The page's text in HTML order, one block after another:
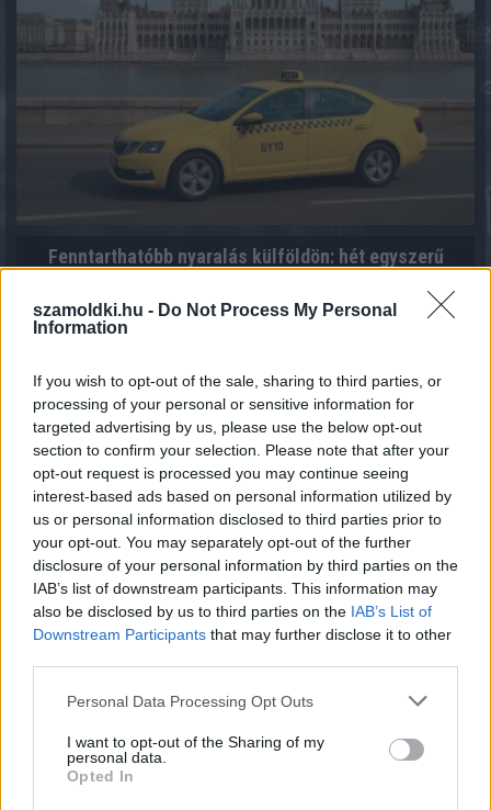
szamoldki.hu - Do Not Process My Personal
Information
If you wish to opt-out of the sale, sharing to third parties, or
processing of your personal or sensitive information for
targeted advertising by us, please use the below opt-out
section to confirm your selection. Please note that after your
opt-out request is processed you may continue seeing
interest-based ads based on personal information utilized by
us or personal information disclosed to third parties prior to
your opt-out. You may separately opt-out of the further
disclosure of your personal information by third parties on the
IAB’s list of downstream participants. This information may
also be disclosed by us to third parties on the IAB’s List of
Downstream Participants that may further disclose it to other
Please note that this website/app uses one or more Google
not limited to your visit or usage behaviour. You may click to
grant or deny consent to Google and its third-party tags to
use your data for below specified purposes in below Google
Personal Data Processing Opt Outs
I want to opt-out of the Sharing of my
personal data.
Opted In
Fenntarthatóbb nyaralás külföldön: hét egyszerű
szokás, amellyel a magyar utazók csökkenthetik
2026.08.07. 12:48
Magyar infláció 2026 július - rekord alacsony szinten a
drágulás!